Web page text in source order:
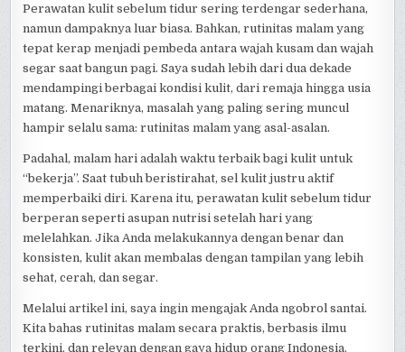
Perawatan kulit sebelum tidur sering terdengar sederhana,
namun dampaknya luar biasa. Bahkan, rutinitas malam yang
tepat kerap menjadi pembeda antara wajah kusam dan wajah
segar saat bangun pagi. Saya sudah lebih dari dua dekade
mendampingi berbagai kondisi kulit, dari remaja hingga usia
matang. Menariknya, masalah yang paling sering muncul
hampir selalu sama: rutinitas malam yang asal-asalan.
Padahal, malam hari adalah waktu terbaik bagi kulit untuk
“bekerja”. Saat tubuh beristirahat, sel kulit justru aktif
memperbaiki diri. Karena itu, perawatan kulit sebelum tidur
berperan seperti asupan nutrisi setelah hari yang
melelahkan. Jika Anda melakukannya dengan benar dan
konsisten, kulit akan membalas dengan tampilan yang lebih
sehat, cerah, dan segar.
Melalui artikel ini, saya ingin mengajak Anda ngobrol santai.
Kita bahas rutinitas malam secara praktis, berbasis ilmu
terkini, dan relevan dengan gaya hidup orang Indonesia.